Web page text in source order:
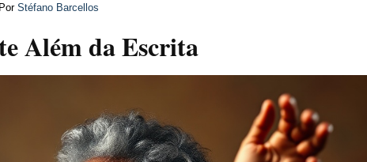
Por Stéfano Barcellos
Além da Escrita